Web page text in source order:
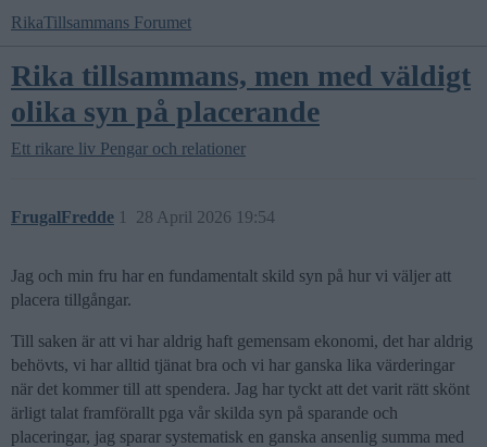
RikaTillsammans Forumet
Rika tillsammans, men med väldigt
olika syn på placerande
Ett rikare liv Pengar och relationer
FrugalFredde 28 April 2026 19:54
1
Jag och min fru har en fundamentalt skild syn på hur vi väljer att
placera tillgångar.
Till saken är att vi har aldrig haft gemensam ekonomi, det har aldrig
behövts, vi har alltid tjänat bra och vi har ganska lika värderingar
när det kommer till att spendera. Jag har tyckt att det varit rätt skönt
ärligt talat framförallt pga vår skilda syn på sparande och
placeringar, jag sparar systematisk en ganska ansenlig summa med